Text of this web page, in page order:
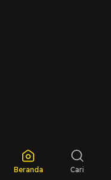
Beranda Cari